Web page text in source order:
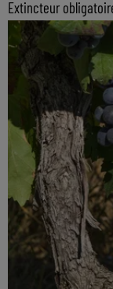
Extincteur